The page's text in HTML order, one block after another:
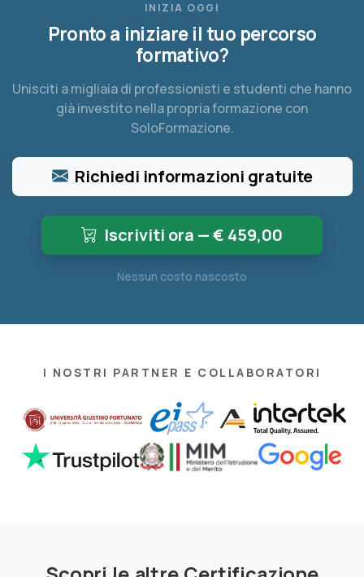
INIZIA OGGI
Pronto a iniziare il tuo percorso
formativo?
Unisciti a migliaia di professionisti e studenti che hanno
già investito nella propria formazione con
SoloFormazione.
Richiedi informazioni gratuite
Iscriviti ora — € 459,00
Nessun costo nascosto
I NOSTRI PARTNER E COLLABORATORI